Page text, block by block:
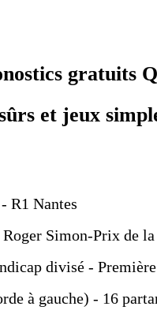
gratuits
et jeux
R1 Nantes
Simon-Prix de
divisé -
à gauche) - 16